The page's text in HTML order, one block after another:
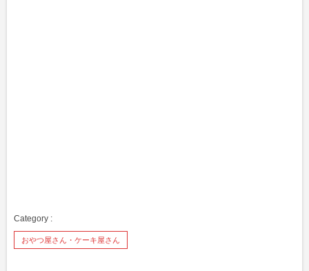
おやつ屋さん・ケーキ屋さん